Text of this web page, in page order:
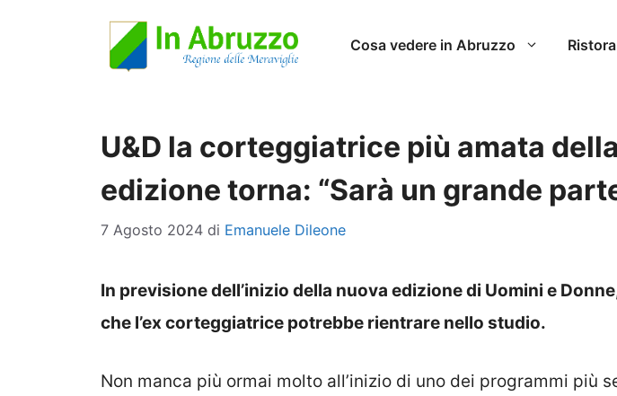
Cosa vedere in Abruzzo
U&D la corteggiatrice più amata
edizione torna: “Sarà un grande
7 Agosto 2024 di Emanuele Dileone
In previsione dell’inizio della nuova edizione di Uomini e
che l’ex corteggiatrice potrebbe rientrare nello studio.
Non manca più ormai molto all’inizio di uno dei programmi più